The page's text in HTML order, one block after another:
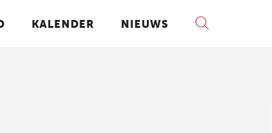
KALENDER NIEUWS